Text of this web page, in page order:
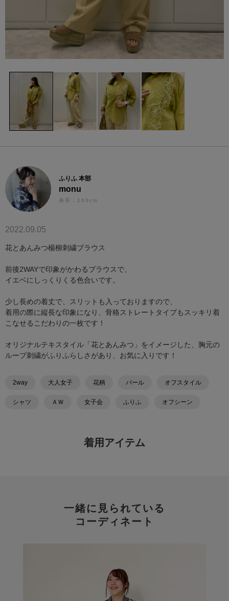
ふりふ 本部
monu
身長：160cm
2022.09.05
花とあんみつ楊柳刺繍ブラウス
前後2WAYで印象がかわるブラウスで、
イエベにしっくりくる色合いです。
少し長めの着丈で、スリットも入っておりますので、
着用の際に縦長な印象になり、骨格ストレートタイプもスッキリ着
こなせるこだわりの一枚です！
オリジナルテキスタイル「花とあんみつ」をイメージした、胸元の
ループ刺繍がふりふらしさがあり、お気に入りです！
2way 大人女子 花柄 パール オフスタイル
シャツ ＡＷ 女子会 ふりふ オフシーン
着用アイテム
一緒に見られている
コーディネート